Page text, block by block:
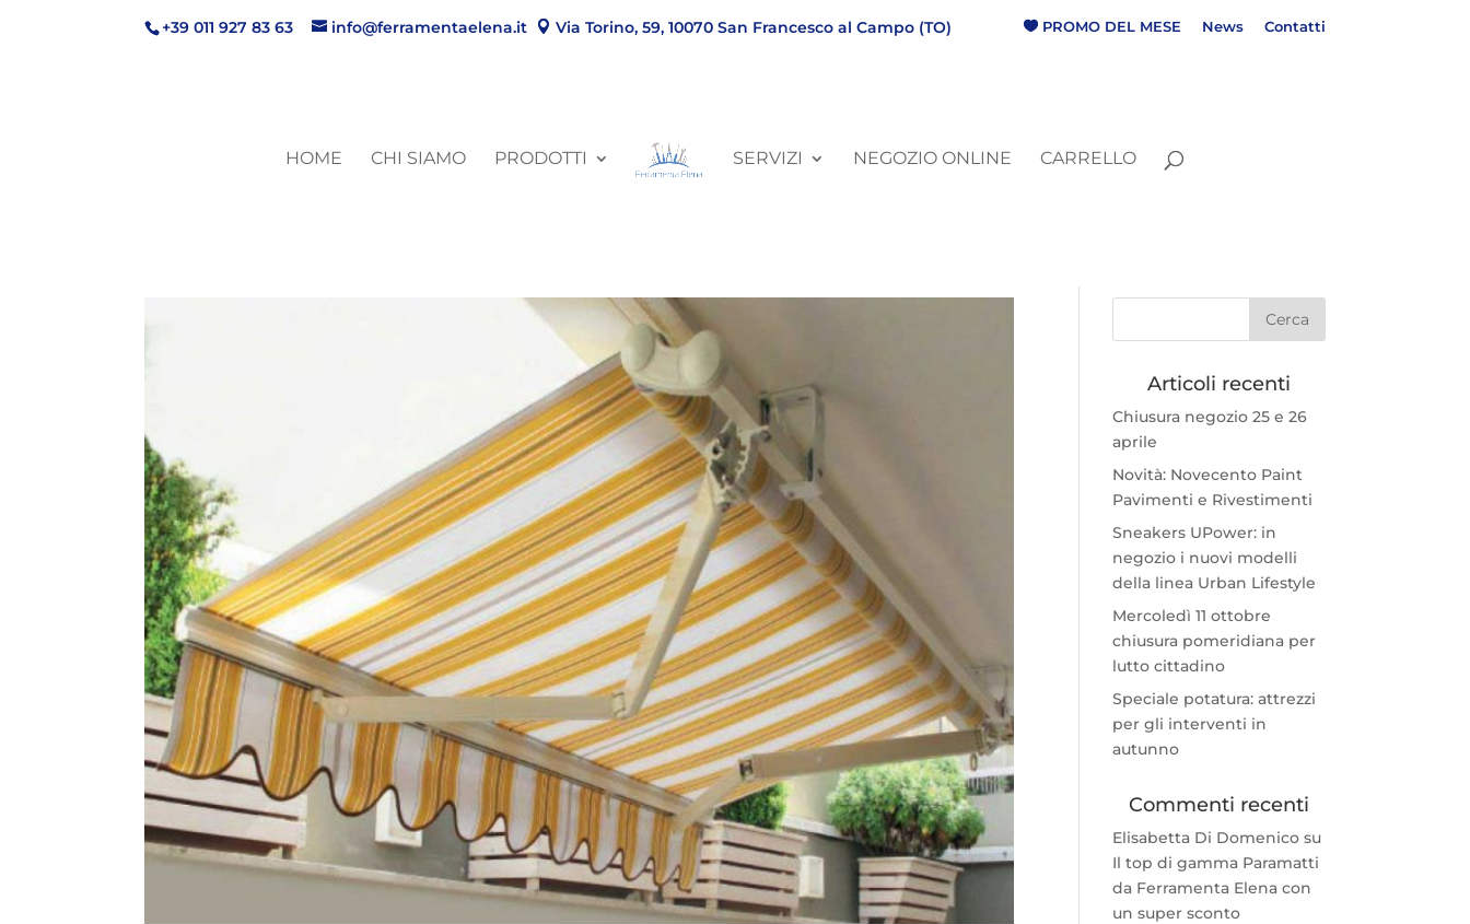
+39 011 927 83 63 info@ferramentaelena.it Via Torino, 59, 10070 San Francesco al Campo (TO) PROMO DEL MESE News Contatti
HOME CHI SIAMO PRODOTTI SERVIZI NEGOZIO ONLINE CARRELLO
Articoli recenti
Chiusura negozio 25 e 26
aprile
Novità: Novecento Paint
Pavimenti e Rivestimenti
Sneakers UPower: in
negozio i nuovi modelli
della linea Urban Lifestyle
Mercoledì 11 ottobre
chiusura pomeridiana per
lutto cittadino
Speciale potatura: attrezzi
per gli interventi in
autunno
Commenti recenti
Elisabetta Di Domenicosu
Il top di gamma Paramatti
da Ferramenta Elena con
un super sconto